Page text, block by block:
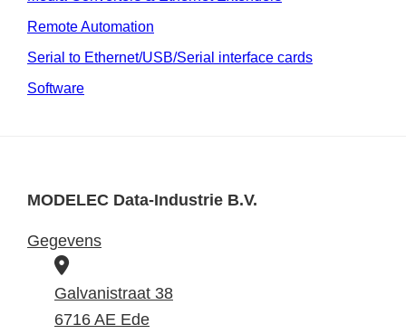
Remote Automation
Serial to Ethernet/USB/Serial interface cards
Software
MODELEC Data-Industrie B.V.
Gegevens
B
e
z
Galvanistraat 38
6716 AE Ede